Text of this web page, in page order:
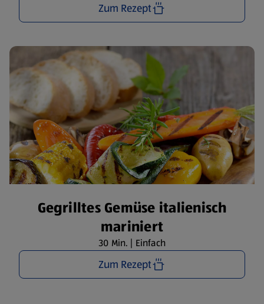
Zum Rezept
Gegrilltes Gemüse italienisch
mariniert
30 Min. | Einfach
Zum Rezept